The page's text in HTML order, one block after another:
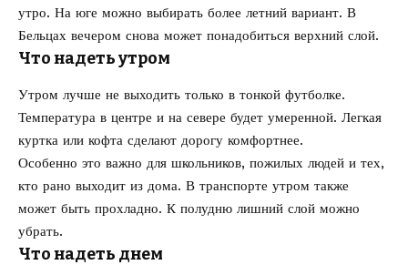
утро. На юге можно выбирать более летний вариант. В
Бельцах вечером снова может понадобиться верхний слой.
Что надеть утром
Утром лучше не выходить только в тонкой футболке.
Температура в центре и на севере будет умеренной. Легкая
куртка или кофта сделают дорогу комфортнее.
Особенно это важно для школьников, пожилых людей и тех,
кто рано выходит из дома. В транспорте утром также
может быть прохладно. К полудню лишний слой можно
убрать.
Что надеть днем